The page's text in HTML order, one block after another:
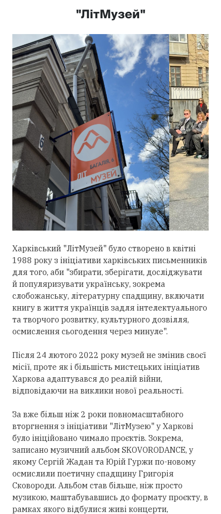
"ЛітМузей"
Харківський "ЛітМузей" було створено в квітні
1988 року з ініціативи харківських письменників
для того, аби "збирати, зберігати, досліджувати
й популяризувати українську, зокрема
слобожанську, літературну спадщину, включати
книгу в життя українців задля інтелектуального
та творчого розвитку, культурного дозвілля,
осмислення сьогодення через минуле".
Після 24 лютого 2022 року музей не змінив своєї
місії, проте як і більшість мистецьких ініціатив
Харкова адаптувався до реалій війни,
відповідаючи на виклики нової реальності.
За вже більш ніж 2 роки повномасштабного
вторгнення з ініціативи "ЛітМузею" у Харкові
було ініційовано чимало проєктів. Зокрема,
записано музичний альбом SKOVORODANCE, у
якому Сергій Жадан та Юрій Гуржи по-новому
осмислили поетичну спадщину Григорія
Сковороди. Альбом став більше, ніж просто
музикою, маштабувавшись до формату проєкту, в
рамках якого відбулися живі концерти,